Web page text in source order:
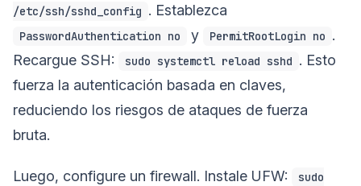
/etc/ssh/sshd_config . Establezca
PasswordAuthentication no y PermitRootLogin no .
Recargue SSH:
sudo systemctl reload sshd . Esto
fuerza la autenticación basada en claves,
reduciendo los riesgos de ataques de fuerza
bruta.
Luego, configure un firewall. Instale UFW:
sudo